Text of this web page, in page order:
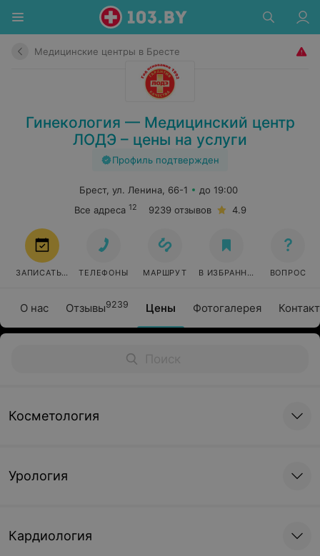
Медицинские центры в Бресте
Гинекология — Медицинский центр
ЛОДЭ – цены на услуги
Профиль подтвержден
О нас Отзывы9239 Цены Фотогалерея
Брест, ул. Ленина, 66-1
до 19:00
Все адреса 12 9239 отзывов 4.9
ЗАПИСАТЬСЯ ТЕЛЕФОНЫ МАРШРУТ В ИЗБРАННОЕ ВОПРОС
Косметология
Урология
Кардиология